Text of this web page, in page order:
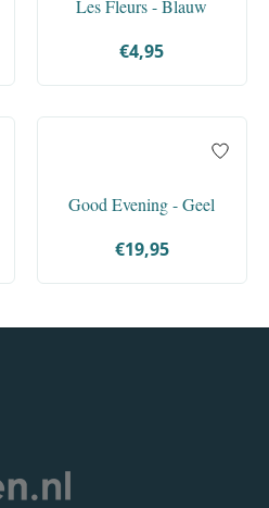
Les Fleurs - Blauw
€4,95
Good Evening - Geel
€19,95